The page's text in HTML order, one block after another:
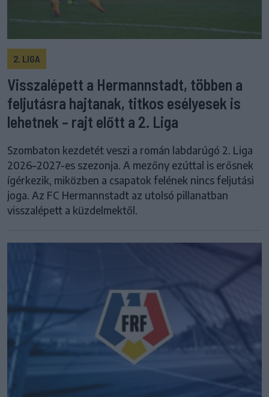
2. LIGA
Visszalépett a Hermannstadt, többen a
feljutásra hajtanak, titkos esélyesek is
lehetnek – rajt előtt a 2. Liga
Szombaton kezdetét veszi a román labdarúgó 2. Liga
2026–2027-es szezonja. A mezőny ezúttal is erősnek
ígérkezik, miközben a csapatok felének nincs feljutási
joga. Az FC Hermannstadt az utolsó pillanatban
visszalépett a küzdelmektől.